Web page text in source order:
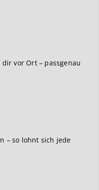
vor Ort – passgenau
– so lohnt sich jede